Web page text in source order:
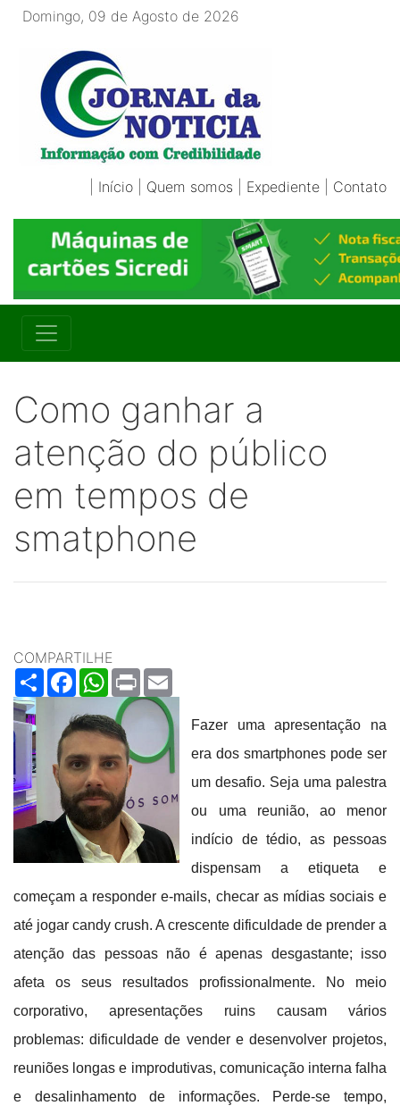
Domingo, 09 de Agosto de 2026
Início Quem somos Expediente Contato
Como ganhar a
atenção do público
em tempos de
smatphone
COMPARTILHE
ShareFacebookWhatsApp
Print
Fazer uma apresentação na
era dos smartphones pode ser
um desafio. Seja uma palestra
ou uma reunião, ao menor
indício de tédio, as pessoas
dispensam a etiqueta e
começam a responder e-mails, checar as mídias sociais e
até jogar candy crush. A crescente dificuldade de prender a
atenção das pessoas não é apenas desgastante; isso
afeta os seus resultados profissionalmente. No meio
corporativo, apresentações ruins causam vários
problemas: dificuldade de vender e desenvolver projetos,
reuniões longas e improdutivas, comunicação interna falha
e desalinhamento de informações. Perde-se tempo,